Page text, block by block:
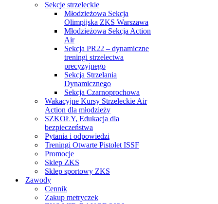
Sekcje strzeleckie
Młodzieżowa Sekcja
Olimpijska ZKS Warszawa
Młodzieżowa Sekcja Action
Air
Sekcja PR22 – dynamiczne
treningi strzelectwa
precyzyjnego
Sekcja Strzelania
Dynamicznego
Sekcja Czarnoprochowa
Wakacyjne Kursy Strzeleckie Air
Action dla młodzieży
SZKOŁY, Edukacja dla
bezpieczeństwa
Pytania i odpowiedzi
Treningi Otwarte Pistolet ISSF
Promocje
Sklep ZKS
Sklep sportowy ZKS
Zawody
Cennik
Zakup metryczek